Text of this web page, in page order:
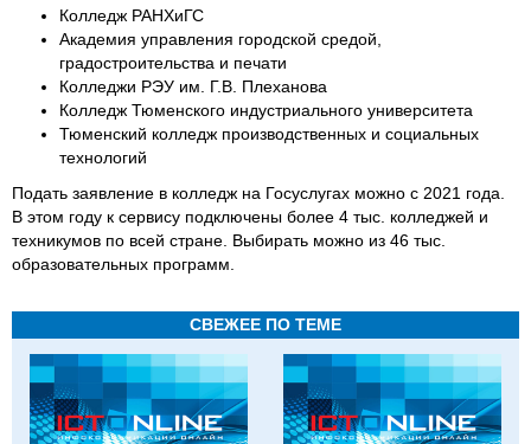
Колледж РАНХиГС
Академия управления городской средой,
градостроительства и печати
Колледжи РЭУ им. Г.В. Плеханова
Колледж Тюменского индустриального университета
Тюменский колледж производственных и социальных
технологий
Подать заявление в колледж на Госуслугах можно с 2021 года.
В этом году к сервису подключены более 4 тыс. колледжей и
техникумов по всей стране. Выбирать можно из 46 тыс.
образовательных программ.
СВЕЖЕЕ ПО ТЕМЕ